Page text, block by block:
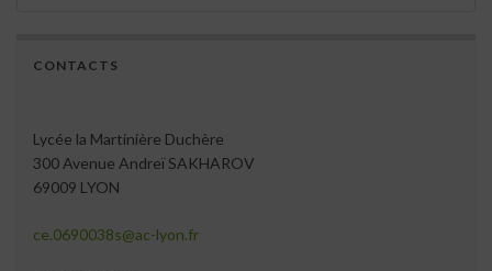
CONTACTS
Lycée la Martinière Duchère
300 Avenue Andreï SAKHAROV
69009 LYON
ce.0690038s@ac-lyon.fr